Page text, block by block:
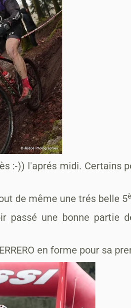
:-)) l'aprés midi. Certains
de même une trés belle 5
passé une bonne partie
en forme pour sa